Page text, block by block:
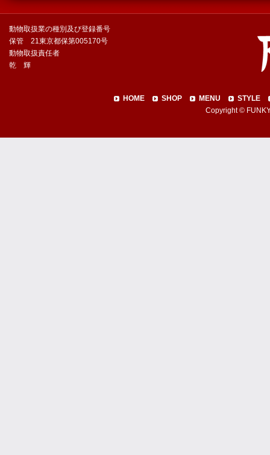
動物取扱業の種別及び登録番号
保管 21東京都保第005170号
動物取扱責任者
乾 輝
HOME SHOP MENU
STYLE
Copyright ©